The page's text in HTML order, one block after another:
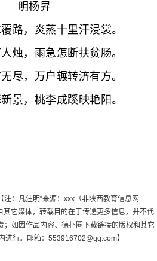
明杨昇
，炎蒸十里汗浸裳。
，雨急怎断扶贫肠。
，万户辗转济有方。
，桃李成蹊映艳阳。
：凡注明“来源：xxx（非陕西教育信息网
它媒体，转载目的在于传递更多信息，并不代
如因作品内容、德扑圈下载链接的版权和其它
进行。邮箱： 553916702@qq.com】